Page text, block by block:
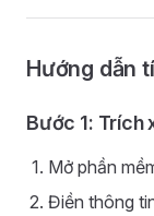
Hướng dẫn
Bước 1: Trích
Mở phần
Điền thông